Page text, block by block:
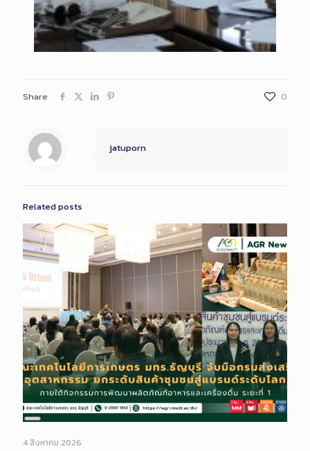
Share 0
jatuporn
Related posts
Long
Description
4 สิงหาคม 2026